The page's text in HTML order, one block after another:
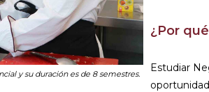
y su duración es de 8 semestres.
¿Por
Estudiar